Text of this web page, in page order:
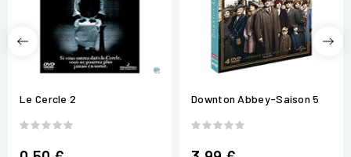
Le Cercle 2 Downton Abbey-Saison 5